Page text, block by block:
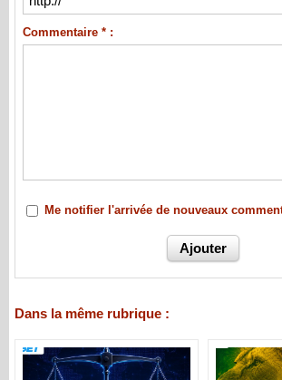
Commentaire * :
Me notifier l'arrivée de nouveaux
Dans la même rubrique :